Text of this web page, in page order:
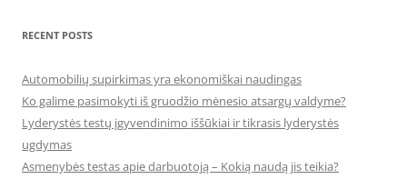
RECENT POSTS
Automobilių supirkimas yra ekonomiškai naudingas
Ko galime pasimokyti iš gruodžio mėnesio atsargų valdyme?
Lyderystės testų įgyvendinimo iššūkiai ir tikrasis lyderystės
ugdymas
Asmenybės testas apie darbuotoją – Kokią naudą jis teikia?